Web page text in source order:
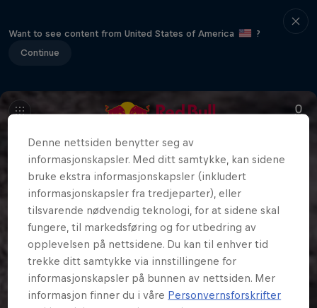
Want to see content from United States of America
?
Continue
Denne nettsiden benytter seg av
informasjonskapsler. Med ditt samtykke, kan sidene
bruke ekstra informasjonskapsler (inkludert
informasjonskapsler fra tredjeparter), eller
tilsvarende nødvendig teknologi, for at sidene skal
fungere, til markedsføring og for utbedring av
opplevelsen på nettsidene. Du kan til enhver tid
trekke ditt samtykke via innstillingene for
informasjonskapsler på bunnen av nettsiden. Mer
informasjon finner du i våre Personvernsforskrifter